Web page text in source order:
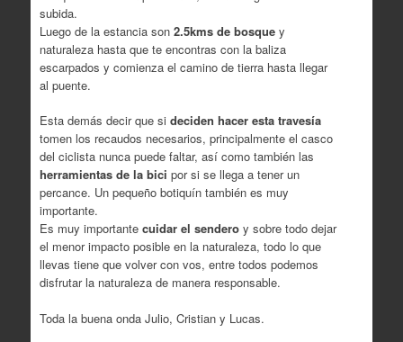
subida.
Luego de la estancia son 2.5kms de bosquey
naturaleza hasta que te encontras con la baliza
escarpados y comienza el camino de tierra hasta llegar
al puente.
Esta demás decir que si deciden hacer esta travesía
tomen los recaudos necesarios, principalmente el casco
del ciclista nunca puede faltar, así como también las
herramientas de la bici por si se llega a tener un
percance. Un pequeño botiquín también es muy
importante.
Es muy importante cuidar el senderoy sobre todo dejar
el menor impacto posible en la naturaleza, todo lo que
llevas tiene que volver con vos, entre todos podemos
disfrutar la naturaleza de manera responsable.
Toda la buena onda Julio, Cristian y Lucas.